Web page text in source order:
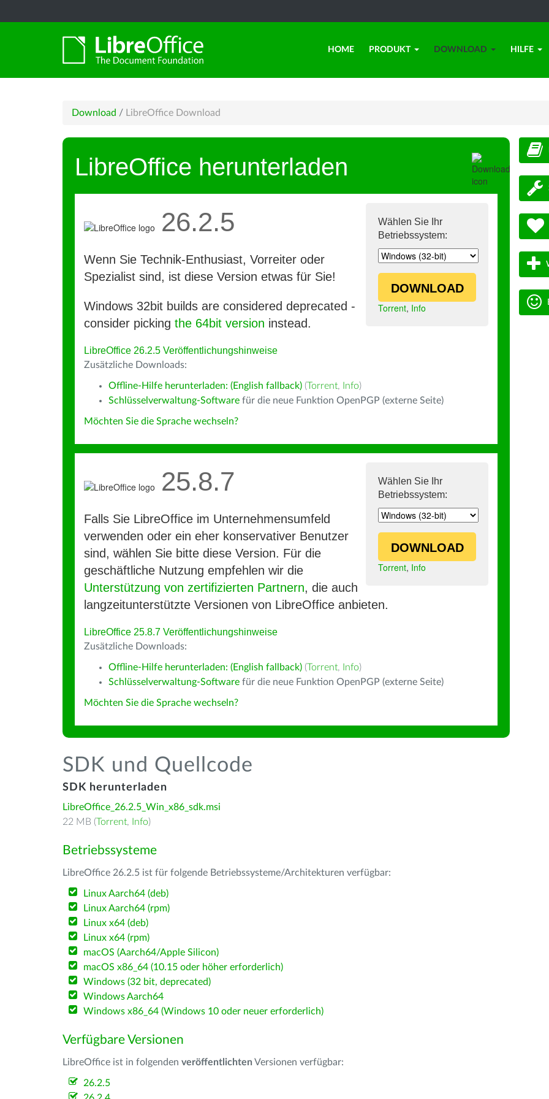
HOME PRODUKT DOWNLOAD HILFE
Download / LibreOffice Download
LibreOffice herunterladen
Wählen Sie Ihr
Betriebssystem:
DOWNLOAD
Torrent, Info
26.2.5
Wenn Sie Technik-Enthusiast, Vorreiter oder
Spezialist sind, ist diese Version etwas für Sie!
Windows 32bit builds are considered deprecated -
consider picking the 64bit version instead.
LibreOffice 26.2.5 Veröffentlichungshinweise
Zusätzliche Downloads:
Offline-Hilfe herunterladen: (English fallback) (Torrent, Info)
Schlüsselverwaltung-Software für die neue Funktion OpenPGP (externe Seite)
Möchten Sie die Sprache wechseln?
Wählen Sie Ihr
Betriebssystem:
DOWNLOAD
Torrent, Info
25.8.7
Falls Sie LibreOffice im Unternehmensumfeld
verwenden oder ein eher konservativer Benutzer
sind, wählen Sie bitte diese Version. Für die
geschäftliche Nutzung empfehlen wir die
Unterstützung von zertifizierten Partnern, die auch
langzeitunterstützte Versionen von LibreOffice anbieten.
LibreOffice 25.8.7 Veröffentlichungshinweise
Zusätzliche Downloads:
Offline-Hilfe herunterladen: (English fallback) (Torrent, Info)
Schlüsselverwaltung-Software für die neue Funktion OpenPGP (externe Seite)
Möchten Sie die Sprache wechseln?
SDK und Quellcode
SDK herunterladen
LibreOffice_26.2.5_Win_x86_sdk.msi
22 MB (Torrent, Info)
Betriebssysteme
LibreOffice 26.2.5 ist für folgende Betriebssysteme/Architekturen verfügbar:
Linux Aarch64 (deb)
Linux Aarch64 (rpm)
Linux x64 (deb)
Linux x64 (rpm)
macOS (Aarch64/Apple Silicon)
macOS x86_64 (10.15 oder höher erforderlich)
Windows (32 bit, deprecated)
Windows Aarch64
Windows x86_64 (Windows 10 oder neuer erforderlich)
Verfügbare Versionen
LibreOffice ist in folgenden veröffentlichten Versionen verfügbar:
26.2.5